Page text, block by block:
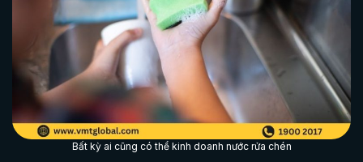
Bất kỳ ai cũng có thể kinh doanh nước rửa chén